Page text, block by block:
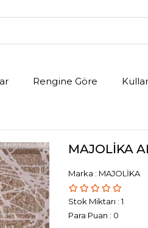
Rengine Göre
MAJOLİKA
Marka : MAJOLİKA
Stok Miktarı : 1
Para Puan : 0